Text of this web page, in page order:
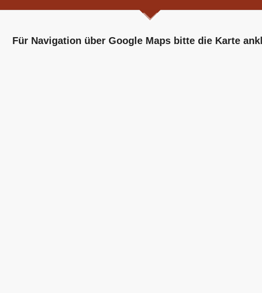
Für Navigation über Google Maps bitte die Karte